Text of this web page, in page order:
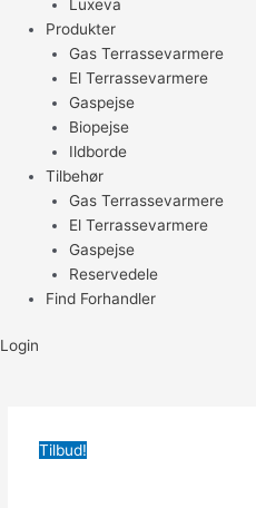
Luxeva
Produkter
Gas Terrassevarmere
El Terrassevarmere
Gaspejse
Biopejse
Ildborde
Tilbehør
Gas Terrassevarmere
El Terrassevarmere
Gaspejse
Reservedele
Find Forhandler
Login
Tilbud!